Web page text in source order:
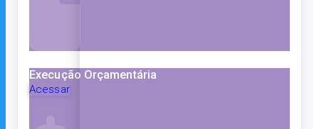
Execução Orçamentária
Acessar